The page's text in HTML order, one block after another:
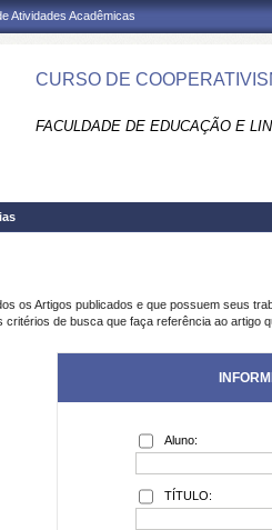
Atividades Acadêmicas
CURSO DE
FACULDADE DE EDUCAÇÃO E
os Artigos publicados e que possuem seus
critérios de busca que faça referência ao artigo
Aluno:
TÍTULO: